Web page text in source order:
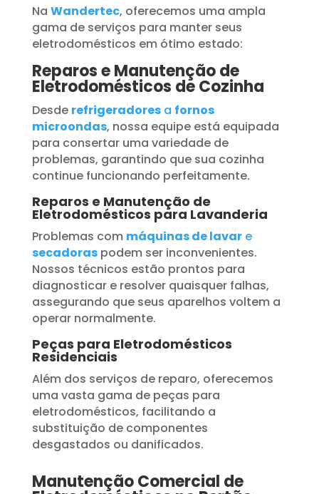
Na Wandertec, oferecemos uma ampla
gama de serviços para manter seus
eletrodomésticos em ótimo estado:
Reparos e Manutenção de
Eletrodomésticos de Cozinha
Desde refrigeradoresa fornos
microondas, nossa equipe está equipada
para consertar uma variedade de
problemas, garantindo que sua cozinha
continue funcionando perfeitamente.
Reparos e Manutenção de
Eletrodomésticos para Lavanderia
Problemas com máquinas de lavare
secadoraspodem ser inconvenientes.
Nossos técnicos estão prontos para
diagnosticar e resolver quaisquer falhas,
assegurando que seus aparelhos voltem a
operar normalmente.
Peças para Eletrodomésticos
Residenciais
Além dos serviços de reparo, oferecemos
uma vasta gama de peças para
eletrodomésticos, facilitando a
substituição de componentes
desgastados ou danificados.
Manutenção Comercial de